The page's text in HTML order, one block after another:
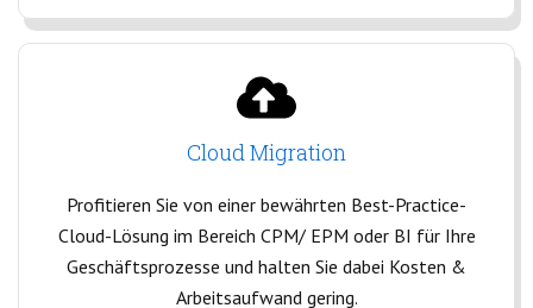
Cloud Migration
Profitieren Sie von einer bewährten Best-Practice-
Cloud-Lösung im Bereich CPM/ EPM oder BI für Ihre
Geschäftsprozesse und halten Sie dabei Kosten &
Arbeitsaufwand gering.